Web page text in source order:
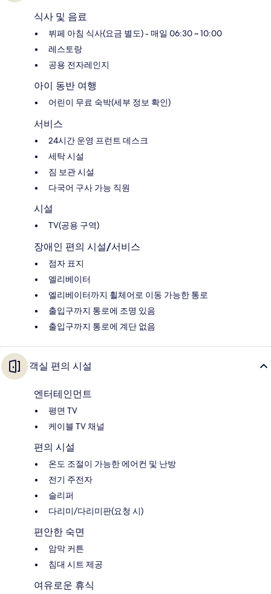
식사 및 음료
뷔페 아침 식사(요금 별도) - 매일 06:30 ~ 10:00
레스토랑
공용 전자레인지
아이 동반 여행
어린이 무료 숙박(세부 정보 확인)
서비스
24시간 운영 프런트 데스크
세탁 시설
짐 보관 시설
다국어 구사 가능 직원
시설
TV(공용 구역)
장애인 편의 시설/서비스
점자 표지
엘리베이터
엘리베이터까지 휠체어로 이동 가능한 통로
출입구까지 통로에 조명 있음
출입구까지 통로에 계단 없음
객실 편의 시설
엔터테인먼트
평면 TV
케이블 TV 채널
편의 시설
온도 조절이 가능한 에어컨 및 난방
전기 주전자
슬리퍼
다리미/다리미판(요청 시)
편안한 숙면
암막 커튼
침대 시트 제공
여유로운 휴식